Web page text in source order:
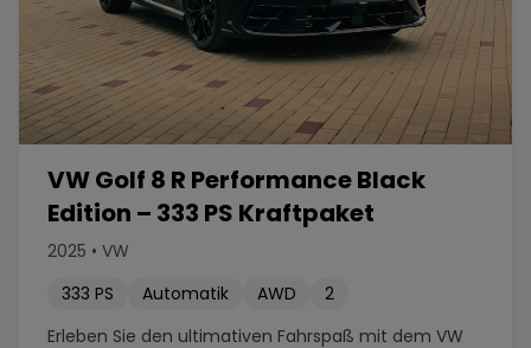
VW Golf 8 R Performance Black
Edition – 333 PS Kraftpaket
2025 • VW
333 PS Automatik AWD
2
Erleben Sie den ultimativen Fahrspaß mit dem VW